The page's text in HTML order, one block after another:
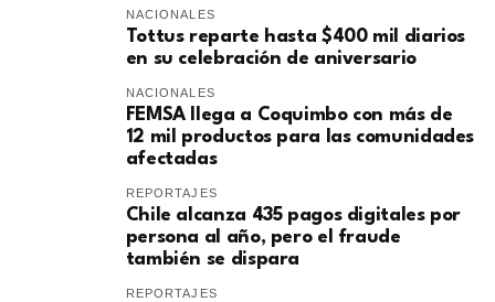
NACIONALES
Tottus reparte hasta $400 mil diarios
en su celebración de aniversario
NACIONALES
FEMSA llega a Coquimbo con más de
12 mil productos para las comunidades
afectadas
REPORTAJES
Chile alcanza 435 pagos digitales por
persona al año, pero el fraude
también se dispara
REPORTAJES